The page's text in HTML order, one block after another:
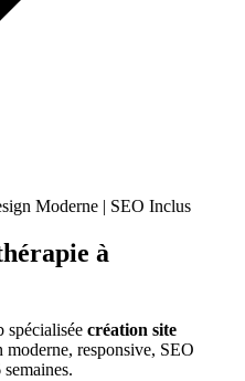
Moderne | SEO Inclus
à
spécialisée création site
moderne, responsive, SEO